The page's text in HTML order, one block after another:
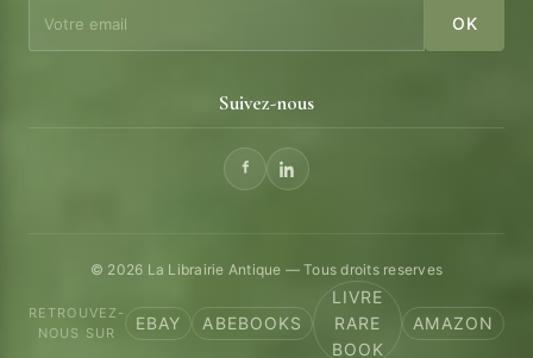
OK
Suivez-nous
© 2026 La Librairie Antique — Tous droits reserves
RETROUVEZ-
NOUS SUR
EBAY ABEBOOKS
LIVRE
RARE
BOOK
AMAZON